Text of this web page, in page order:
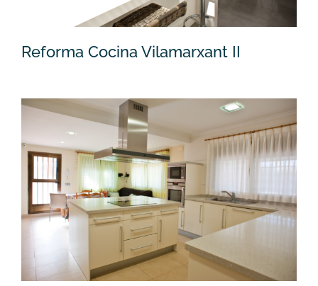
Reforma Cocina Vilamarxant II
Reforma Cocina Vilamarxant II